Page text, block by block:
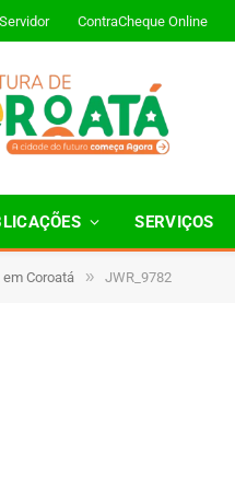
ContraCheque Online
SERVIÇOS
Coroatá » JWR_9782